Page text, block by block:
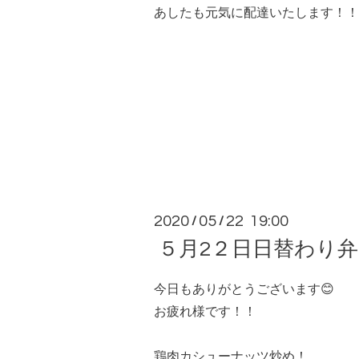
あしたも元気に配達いたします！！
2020 / 05 / 22 19:00
５月2２日日替わり
今日もありがとうございます😊
お疲れ様です！！